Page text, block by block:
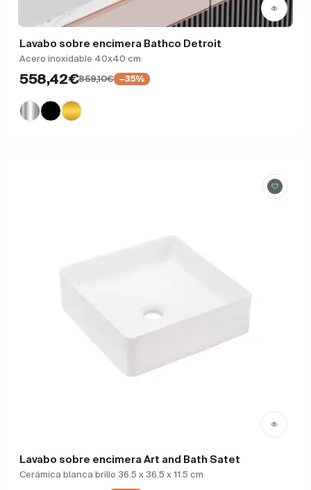
Lavabo sobre encimera Bathco Detroit
Acero inoxidable 40x40 cm
558,42€859,10€ −35%
Lavabo sobre encimera Art and Bath Satet
Cerámica blanca brillo 36.5 x 36.5 x 11.5 cm